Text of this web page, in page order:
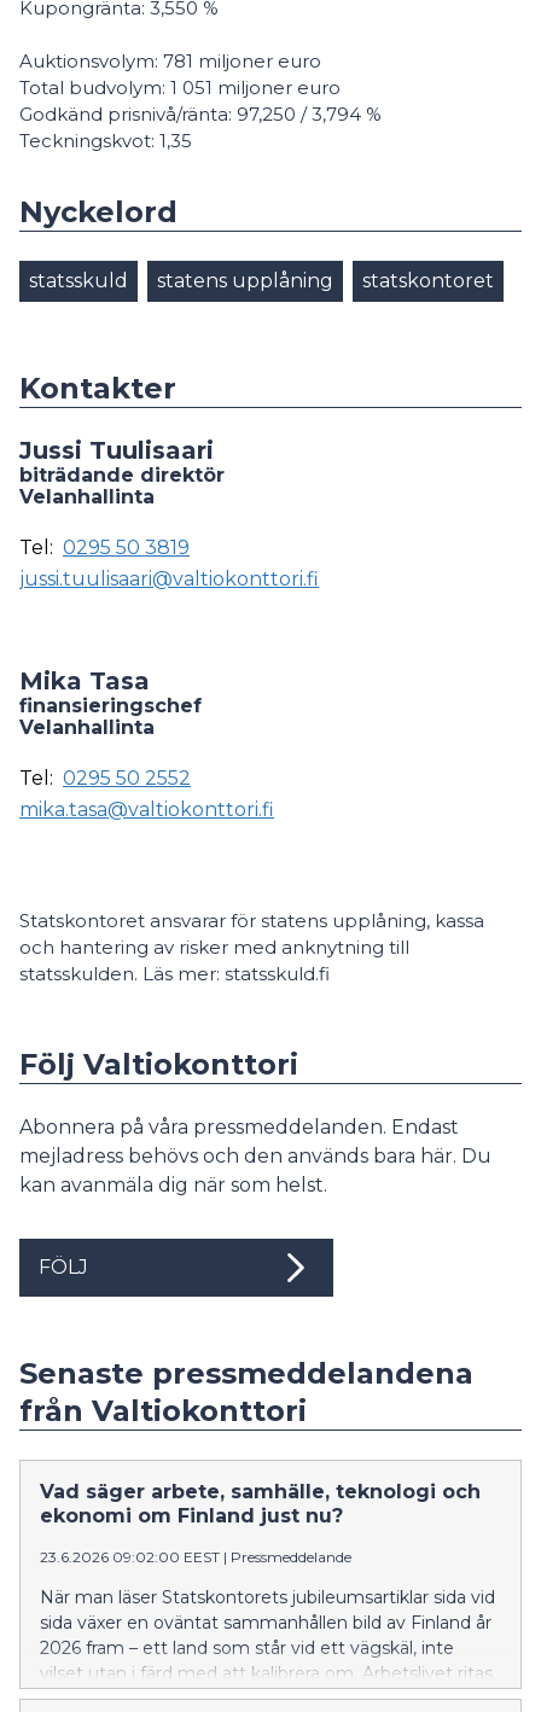
Kupongränta: 3,550 %
Auktionsvolym: 781 miljoner euro
Total budvolym: 1 051 miljoner euro
Godkänd prisnivå/ränta: 97,250 / 3,794 %
Teckningskvot: 1,35
Nyckelord
statsskuld statens upplåning statskontoret
Kontakter
Jussi Tuulisaari
biträdande direktör
Velanhallinta
Tel: 0295 50 3819
jussi.tuulisaari@valtiokonttori.fi
Mika Tasa
finansieringschef
Velanhallinta
Tel: 0295 50 2552
mika.tasa@valtiokonttori.fi
Statskontoret ansvarar för statens upplåning, kassa
och hantering av risker med anknytning till
statsskulden. Läs mer: statsskuld.fi
Följ Valtiokonttori
Abonnera på våra pressmeddelanden. Endast
mejladress behövs och den används bara här. Du
kan avanmäla dig när som helst.
FÖLJ
Senaste pressmeddelandena
från Valtiokonttori
Vad säger arbete, samhälle, teknologi och
ekonomi om Finland just nu?
23.6.2026 09:02:00 EEST | Pressmeddelande
När man läser Statskontorets jubileumsartiklar sida vid
sida växer en oväntat sammanhållen bild av Finland år
2026 fram – ett land som står vid ett vägskäl, inte
vilset utan i färd med att kalibrera om. Arbetslivet ritas
om, nätverk håller samhället samman i det tysta,